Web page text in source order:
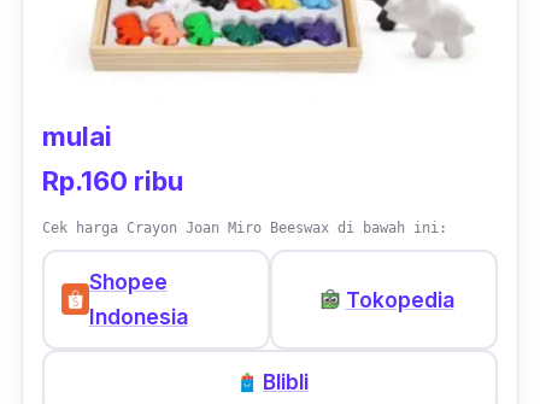
kuning, biru dan pink, yang dapat dipilih
sesuai kesukaan.
mulai
Rp.160 ribu
Cek harga Crayon Joan Miro Beeswax di bawah ini:
Shopee
Indonesia
Tokopedia
Blibli